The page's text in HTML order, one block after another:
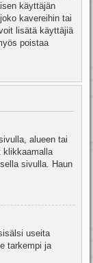
käyttäjän
kavereihin tai
lisätä käyttäjiä
poistaa
alueen tai
klikkaamalla
sivulla. Haun
useita
tarkempi ja